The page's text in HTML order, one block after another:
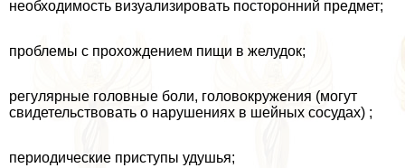
необходимость визуализировать посторонний предмет;
проблемы с прохождением пищи в желудок;
регулярные головные боли, головокружения (могут
свидетельствовать о нарушениях в шейных сосудах) ;
периодические приступы удушья;